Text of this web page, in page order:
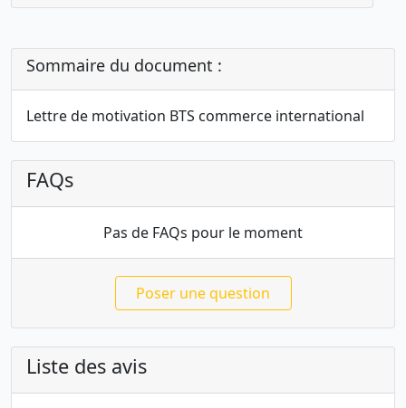
Sommaire du document :
Lettre de motivation BTS commerce international
FAQs
Pas de FAQs pour le moment
Poser une question
Liste des avis